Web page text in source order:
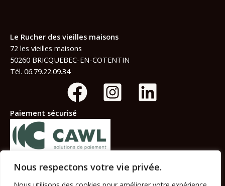
Nous respectons votre vie privée.
Le Rucher des vieilles maisons
72 les vieilles maisons
50260 BRICQUEBEC-EN-COTENTIN
Tél. 06.79.22.09.34
Paiement sécurisé
Informations légales :